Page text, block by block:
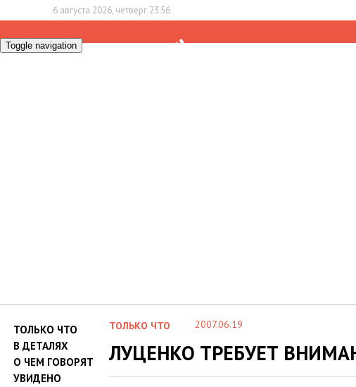
6 августа 2026, четверг 23:56
Toggle navigation
ТОЛЬКО ЧТО
В ДЕТАЛЯХ
О ЧЕМ ГОВОРЯТ
УВИДЕНО
ТОЛЬКО ЧТО 2007.06.19
ЛУЦЕНКО ТРЕБУЕТ